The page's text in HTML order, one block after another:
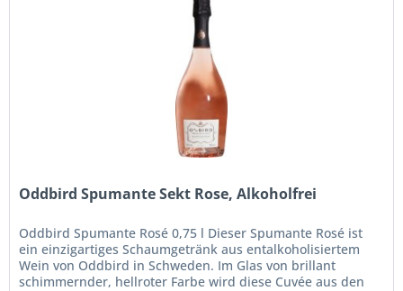
Oddbird Spumante Sekt Rose, Alkoholfrei
Oddbird Spumante Rosé 0,75 l Dieser Spumante Rosé ist
ein einzigartiges Schaumgetränk aus entalkoholisiertem
Wein von Oddbird in Schweden. Im Glas von brillant
schimmernder, hellroter Farbe wird diese Cuvée aus den